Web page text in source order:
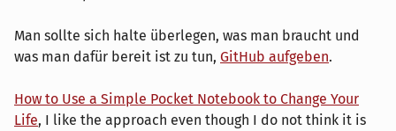
Man sollte sich halte überlegen, was man braucht und
was man dafür bereit ist zu tun, GitHub aufgeben.
How to Use a Simple Pocket Notebook to Change Your
Life, I like the approach even though I do not think it is